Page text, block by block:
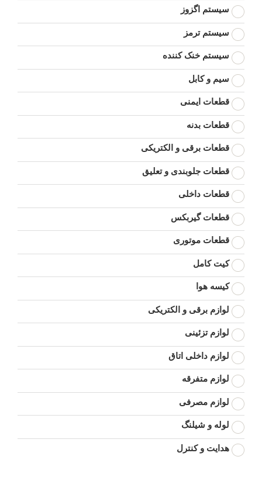
سیستم اگزوز
سیستم ترمز
سیستم خنک کننده
سیم و کابل
قطعات ایمنی
قطعات بدنه
قطعات برقی و الکتریکی
قطعات جلوبندی و تعلیق
قطعات داخلی
قطعات گیربکس
قطعات موتوری
کیت کامل
کیسه هوا
لوازم برقی و الکتریکی
لوازم تزئینی
لوازم داخلی اتاق
لوازم متفرقه
لوازم مصرفی
لوله و شیلنگ
هدایت و کنترل